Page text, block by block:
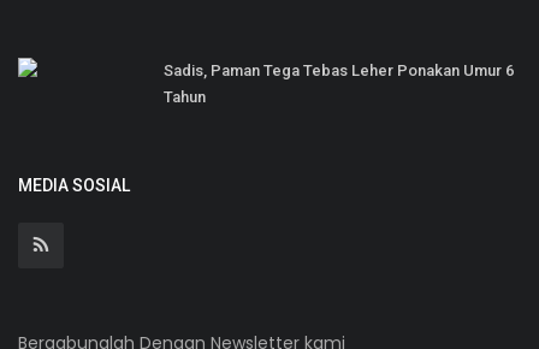
Sadis, Paman Tega Tebas Leher Ponakan Umur 6
Tahun
MEDIA SOSIAL
Bergabunglah Dengan Newsletter kami